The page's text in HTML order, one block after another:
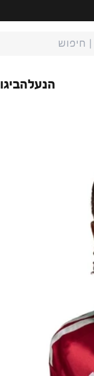
פתיחת חיפוש
הנעלה